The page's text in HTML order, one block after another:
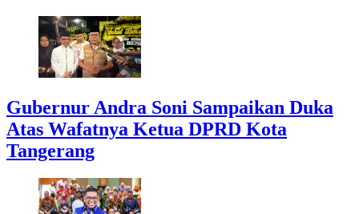
Gubernur Andra Soni Sampaikan Duka
Atas Wafatnya Ketua DPRD Kota
Tangerang